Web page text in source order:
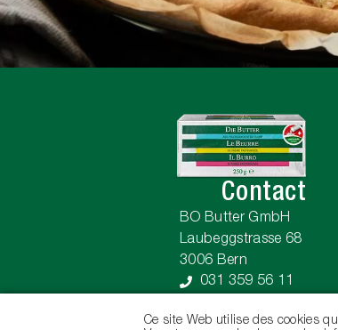
Contact
BO Butter GmbH
Laubeggstrasse 68
3006 Bern
031 359 56 11